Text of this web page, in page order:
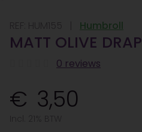
Humbroll
MATT OLIVE DRAP
0 reviews
3,50